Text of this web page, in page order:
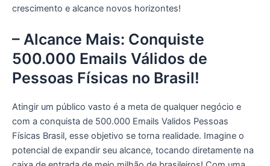
crescimento e alcance novos horizontes!
– Alcance Mais: Conquiste
500.000 Emails Válidos de
Pessoas Físicas no Brasil!
Atingir um público vasto é a meta de qualquer negócio e
com a conquista de 500.000 Emails Validos Pessoas
Físicas Brasil, esse objetivo se torna realidade. Imagine o
potencial de expandir seu alcance, tocando diretamente na